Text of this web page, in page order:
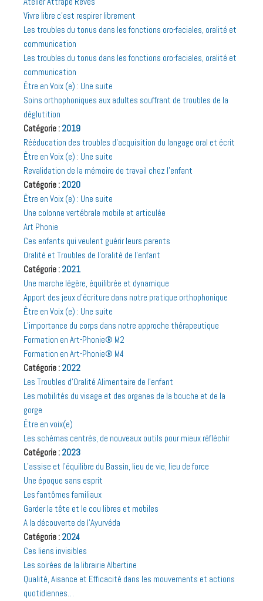
Vivre libre c’est respirer librement
Les troubles du tonus dans les fonctions oro-faciales, oralité et
communication
Les troubles du tonus dans les fonctions oro-faciales, oralité et
communication
Être en Voix (e) : Une suite
Soins orthophoniques aux adultes souffrant de troubles de la
déglutition
Catégorie : 2019
Rééducation des troubles d’acquisition du langage oral et écrit
Être en Voix (e) : Une suite
Revalidation de la mémoire de travail chez l’enfant
Catégorie : 2020
Être en Voix (e) : Une suite
Une colonne vertébrale mobile et articulée
Art Phonie
Ces enfants qui veulent guérir leurs parents
Oralité et Troubles de l’oralité de l’enfant
Catégorie : 2021
Une marche légère, équilibrée et dynamique
Apport des jeux d’écriture dans notre pratique orthophonique
Être en Voix (e) : Une suite
L’importance du corps dans notre approche thérapeutique
Formation en Art-Phonie® M2
Formation en Art-Phonie® M4
Catégorie : 2022
Les Troubles d’Oralité Alimentaire de l’enfant
Les mobilités du visage et des organes de la bouche et de la
gorge
Être en voix(e)
Les schémas centrés, de nouveaux outils pour mieux réfléchir
Catégorie : 2023
L’assise et l’équilibre du Bassin, lieu de vie, lieu de force
Une époque sans esprit
Les fantômes familiaux
Garder la tête et le cou libres et mobiles
A la découverte de l’Ayurvéda
Catégorie : 2024
Ces liens invisibles
Les soirées de la librairie Albertine
Qualité, Aisance et Efficacité dans les mouvements et actions
quotidiennes…